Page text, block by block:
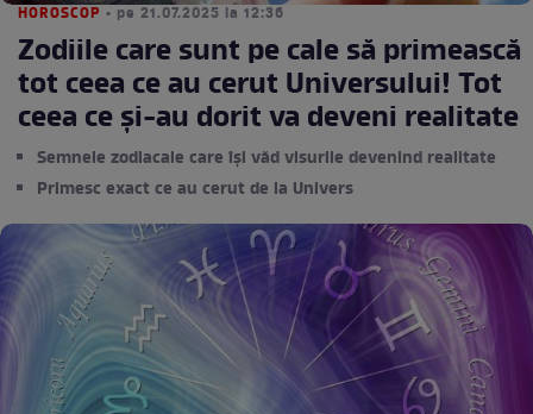
HOROSCOP • pe 21.07.2025 la 12:36
Zodiile care sunt pe cale să primească
tot ceea ce au cerut Universului! Tot
ceea ce și-au dorit va deveni realitate
Semnele zodiacale care își văd visurile devenind realitate
Primesc exact ce au cerut de la Univers